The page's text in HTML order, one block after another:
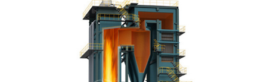
мощность продукта: 2,8-29 МВт Температура...